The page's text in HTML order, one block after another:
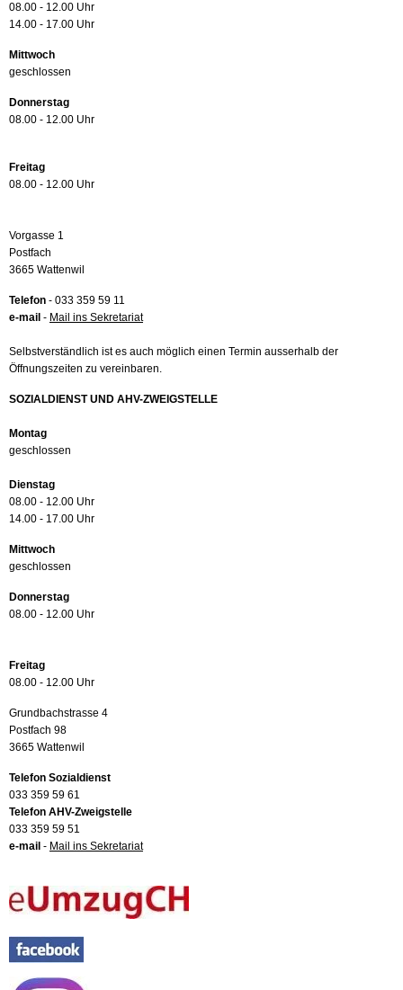
08.00 - 12.00 Uhr
14.00 - 17.00 Uhr
Mittwoch
geschlossen
Donnerstag
08.00 - 12.00 Uhr
Freitag
08.00 - 12.00 Uhr
Vorgasse 1
Postfach
3665 Wattenwil
Telefon - 033 359 59 11
e-mail - Mail ins Sekretariat
Selbstverständlich ist es auch möglich einen Termin ausserhalb der
Öffnungszeiten zu vereinbaren.
SOZIALDIENST UND AHV-ZWEIGSTELLE
Montag
geschlossen
Dienstag
08.00 - 12.00 Uhr
14.00 - 17.00 Uhr
Mittwoch
geschlossen
Donnerstag
08.00 - 12.00 Uhr
Freitag
08.00 - 12.00 Uhr
Grundbachstrasse 4
Postfach 98
3665 Wattenwil
Telefon Sozialdienst
033 359 59 61
Telefon AHV-Zweigstelle
033 359 59 51
e-mail - Mail ins Sekretariat